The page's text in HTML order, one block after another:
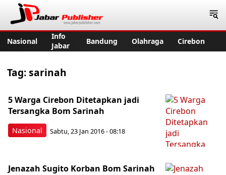
Nasional
Info
Jabar
Bandung Olahraga Cirebon
Tag:sarinah
Nasional
5 Warga Cirebon Ditetapkan jadi
Tersangka Bom Sarinah
Sabtu, 23 Jan 2016 - 08:18
Jenazah Sugito Korban Bom Sarinah